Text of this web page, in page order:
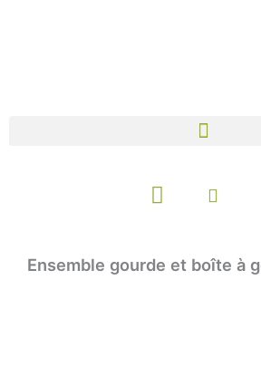
Panier
Ensemble gourde et boîte à